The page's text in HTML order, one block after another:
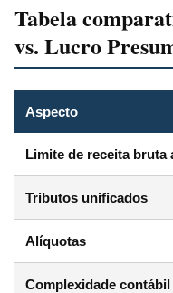
Tabela
vs. Lucro
Aspecto
Limite de receita bruta
Tributos unificados
Alíquotas
Complexidade contábil